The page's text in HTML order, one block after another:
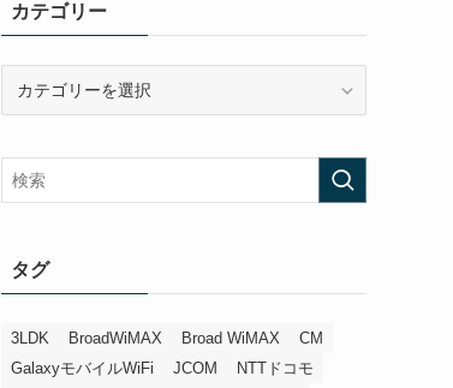
カテゴリー
リ
ー
タグ
3LDK BroadWiMAX Broad WiMAX
CM
GalaxyモバイルWiFi
JCOM
NTTドコモ